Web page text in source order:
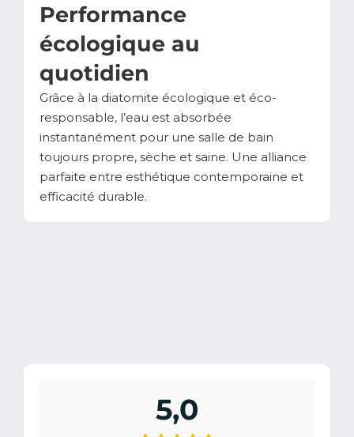
Performance
écologique au
quotidien
Grâce à la diatomite écologique et éco-
responsable, l’eau est absorbée
instantanément pour une salle de bain
toujours propre, sèche et saine. Une alliance
parfaite entre esthétique contemporaine et
efficacité durable.
5,0